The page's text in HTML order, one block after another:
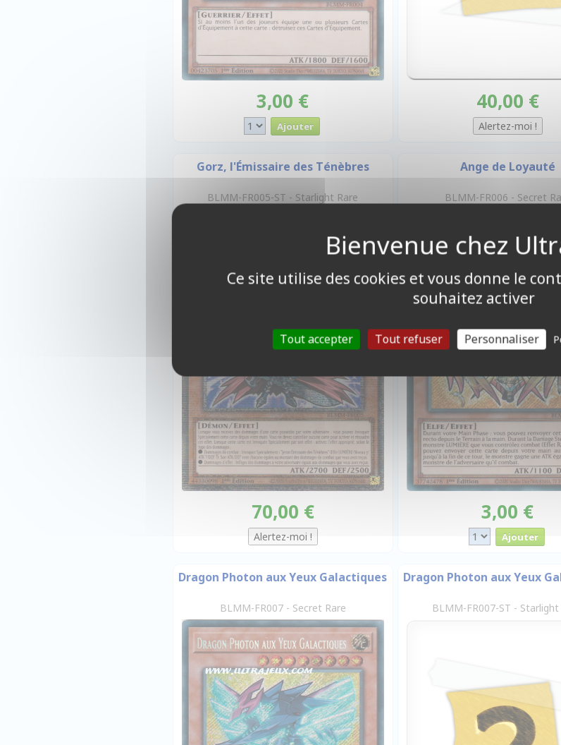
3,00 € 40,00 €
Gorz, l'Émissaire des Ténèbres
BLMM-FR005-ST - Starlight Rare
70,00 €
Ange de Loyauté
BLMM-FR006 - Secret
3,00 €
Dragon Photon aux Yeux Galactiques
BLMM-FR007 - Secret Rare
Dragon Photon aux Yeux
BLMM-FR007-ST - Starlight
Ce site utilise des cookies et vous donne le
souhaitez activer
Tout accepter Tout refuser Personnaliser